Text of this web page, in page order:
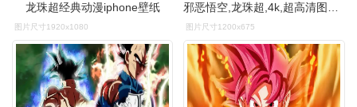
龙珠超经典动漫iphone壁纸
图片尺寸1920x1080
邪恶悟空,龙珠超,4k,超高清图片,4k高清动漫图片,娟娟壁纸
图片尺寸1200x675